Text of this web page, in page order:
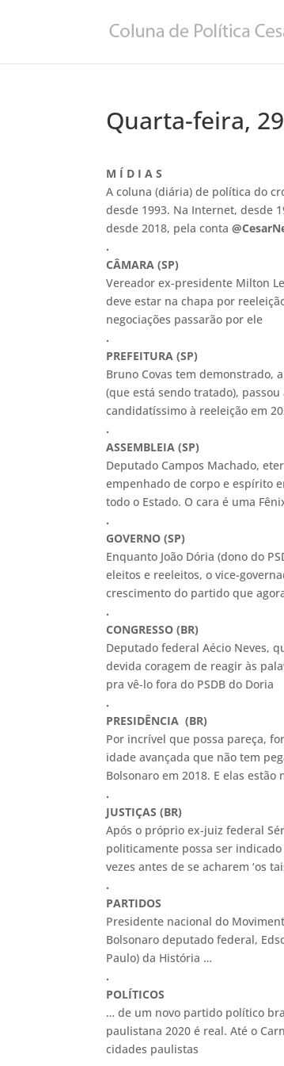
Quarta-feira,
M Í D I A S
A coluna (diária) de política do
desde 1993. Na Internet, desde
desde 2018, pela conta@
.
CÂMARA (SP)
Vereador ex-presidente Milton
deve estar na chapa por
negociações passarão por ele
.
PREFEITURA (SP)
Bruno Covas tem demonstrado,
(que está sendo tratado),
candidatíssimo à reeleição em
.
ASSEMBLEIA (SP)
Deputado Campos Machado,
empenhado de corpo e espírito
todo o Estado. O cara é uma
.
GOVERNO (SP)
Enquanto João Dória (dono do
eleitos e reeleitos, o vice-
crescimento do partido que
.
CONGRESSO (BR)
Deputado federal Aécio Neves,
devida coragem de reagir às
pra vê-lo fora do PSDB do Doria
.
PRESIDÊNCIA (BR)
Por incrível que possa pareça,
idade avançada que não tem
Bolsonaro em 2018. E elas estão
.
JUSTIÇAS (BR)
Após o próprio ex-juiz federal
politicamente possa ser
vezes antes de se acharem ‘os
.
PARTIDOS
Presidente nacional do
Bolsonaro deputado federal,
Paulo) da História …
.
POLÍTICOS
… de um novo partido político
paulistana 2020 é real. Até o
cidades paulistas